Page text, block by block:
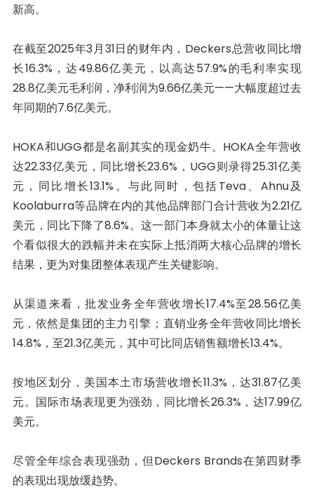
新高。
在截至2025年3月31日的财年内，Deckers总营收同比增
长16.3%，达49.86亿美元，以高达57.9%的毛利率实现
28.8亿美元毛利润，净利润为9.66亿美元——大幅度超过去
年同期的7.6亿美元。
HOKA和UGG都是名副其实的现金奶牛。HOKA全年营收
达22.33亿美元，同比增长23.6%，UGG则录得25.31亿美
元，同比增长13.1%。与此同时，包括Teva、Ahnu及
Koolaburra等品牌在内的其他品牌部门合计营收为2.21亿
美元，同比下降了8.6%。这一部门本身就太小的体量让这
个看似很大的跌幅并未在实际上抵消两大核心品牌的增长
结果，更为对集团整体表现产生关键影响。
从渠道来看，批发业务全年营收增长17.4%至28.56亿美
元，依然是集团的主力引擎；直销业务全年营收同比增长
14.8%，至21.3亿美元，其中可比同店销售额增长13.4%。
按地区划分，美国本土市场营收增长11.3%，达31.87亿美
元。国际市场表现更为强劲，同比增长26.3%，达17.99亿
美元。
尽管全年综合表现强劲，但Deckers Brands在第四财季
的表现出现放缓趋势。